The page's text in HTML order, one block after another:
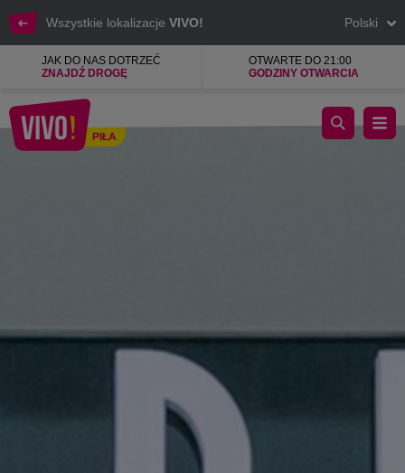
Wszystkie lokalizacje VIVO! Polski
JAK DO NAS DOTRZEĆ
ZNAJDŹ DROGĘ
OTWARTE DO 21:00
GODZINY OTWARCIA
PIŁA
Niesamowicie wielkie promocje tylko w Carry.